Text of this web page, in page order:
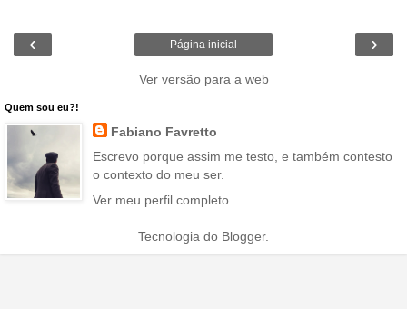
‹ ›
Página inicial
Ver versão para a web
Quem sou eu?!
Fabiano Favretto
Escrevo porque assim me testo, e também contesto
o contexto do meu ser.
Ver meu perfil completo
Tecnologia do Blogger.